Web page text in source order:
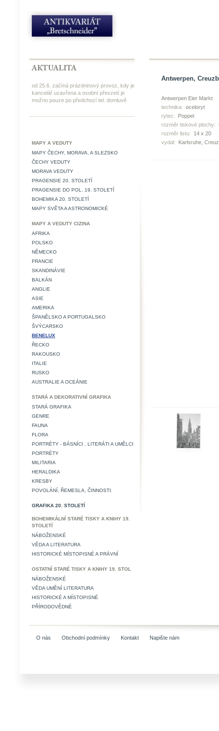
od 25.6. začíná prázdninový provoz, kdy je
kancelář uzavřena a osobní převzetí je
možno pouze po předchozí tel. domluvě
MAPY A VEDUTY
MAPY ČECHY, MORAVA, A SLEZSKO
ČECHY VEDUTY
MORAVA VEDUTY
PRAGENSIE 20. STOLETÍ
PRAGENSIE DO POL. 19. STOLETÍ
BOHEMIKA 20. STOLETÍ
MAPY SVĚTA A ASTRONOMICKÉ
MAPY A VEDUTY CIZINA
AFRIKA
POLSKO
NĚMECKO
FRANCIE
SKANDINÁVIE
BALKÁN
ANGLIE
ASIE
AMERIKA
ŠPANĚLSKO A PORTUGALSKO
ŠVÝCARSKO
BENELUX
ŘECKO
RAKOUSKO
ITALIE
RUSKO
AUSTRALIE A OCEÁNIE
STARÁ A DEKORATIVNÍ GRAFIKA
STARÁ GRAFIKA
GENRE
FAUNA
FLORA
PORTRÉTY - BÁSNÍCI , LITERÁTI A UMĚLCI
PORTRÉTY
MILITARIA
HERALDIKA
KRESBY
POVOLÁNÍ, ŘEMESLA, ČINNOSTI.
GRAFIKA 20. STOLETÍ
BOHEMIKÁLNÍ STARÉ TISKY A KNIHY 19.
STOLETÍ
NÁBOŽENSKÉ
VĚDA A LITERATURA
HISTORICKÉ MÍSTOPISNÉ A PRÁVNÍ
OSTATNÍ STARÉ TISKY A KNIHY 19. STOL
NÁBOŽENSKÉ
VĚDA UMĚNÍ LITERATURA
HISTORICKÉ A MÍSTOPISNÉ
PŘÍRODOVĚDNÉ
Antwerpen,
Antwerpen Eier Markt
technika: oceloryt
rytec:
Poppel
rozměr tiskové plochy:
rozměr listu:
14 x 20
vydal:
Karlsruhe,
O nás Obchodní podmínky Kontakt Napište nám